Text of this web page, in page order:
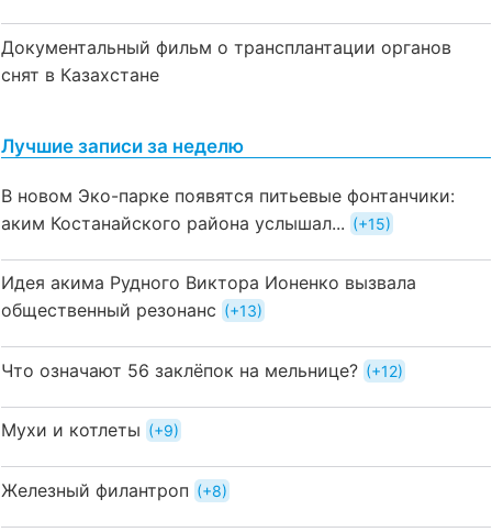
Документальный фильм о трансплантации органов
снят в Казахстане
Лучшие записи за неделю
В новом Эко-парке появятся питьевые фонтанчики:
аким Костанайского района услышал...
+15
Идея акима Рудного Виктора Ионенко вызвала
общественный резонанс
+13
Что означают 56 заклёпок на мельнице? +12
Мухи и котлеты +9
Железный филантроп +8